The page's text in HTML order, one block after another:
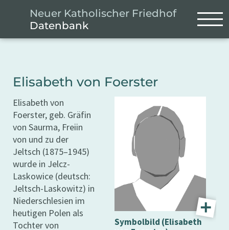
Neuer Katholischer Friedhof
Datenbank
Elisabeth von Foerster
Symbolbild (Elisabeth
Elisabeth von
Foerster, geb. Gräfin
von Saurma, Freiin
von und zu der
Jeltsch (1875–1945)
wurde in Jelcz-
Laskowice (deutsch:
Jeltsch-Laskowitz) in
Niederschlesien im
heutigen Polen als
Tochter von